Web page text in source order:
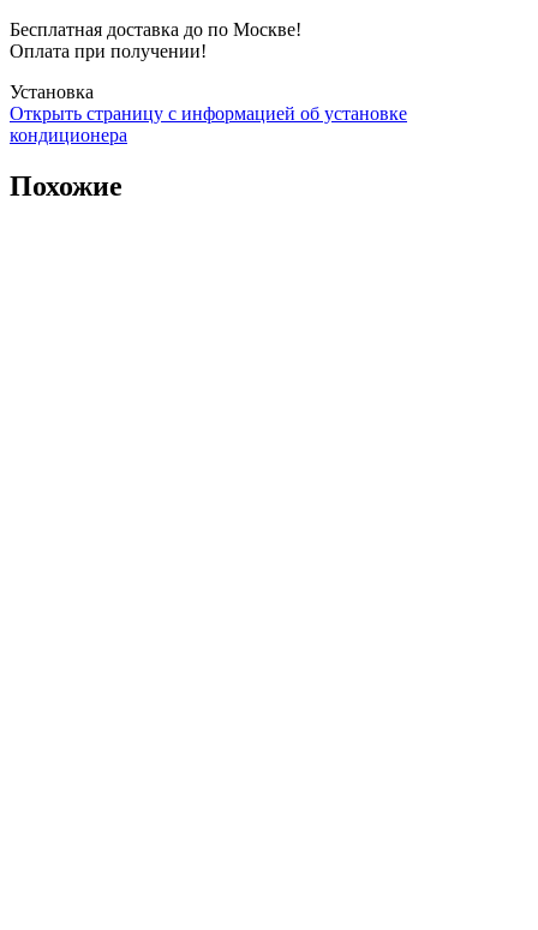
Бесплатная доставка до по Москве!
Оплата при получении!
Установка
Открыть страницу с информацией об установке
кондиционера
Похожие